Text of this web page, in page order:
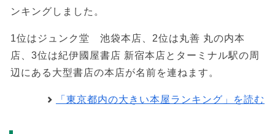
ンキングしました。
1位はジュンク堂 池袋本店、2位は丸善 丸の内本
店、3位は紀伊國屋書店 新宿本店とターミナル駅の周
辺にある大型書店の本店が名前を連ねます。
「東京都内の大きい本屋ランキング」を読む